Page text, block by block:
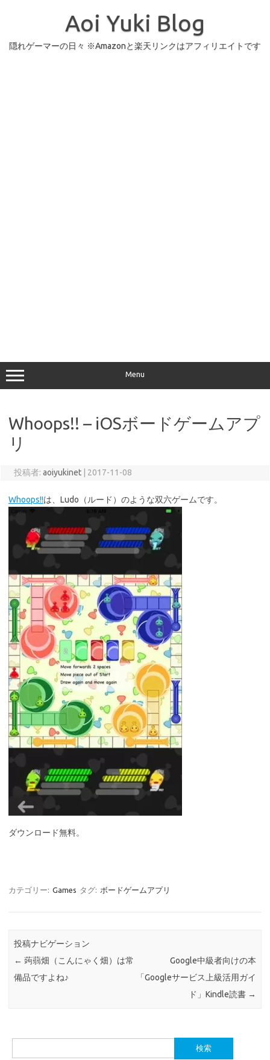
Aoi Yuki Blog
隠れゲーマーの日々 ※Amazonと楽天リンクはアフィリエイトです
Menu
Whoops!! – iOSボードゲームアプ
リ
投稿者: aoiyukinet 2017-11-08
Whoops!!は、Ludo（ルード）のような双六ゲームです。
ダウンロード無料。
カテゴリー: Games タグ: ボードゲームアプリ
投稿ナビゲーション
← 蒟蒻畑（こんにゃく畑）は常
備品ですよね♪
Google中級者向けの本
「Googleサービス上級活用ガイ
ド」Kindle読書 →